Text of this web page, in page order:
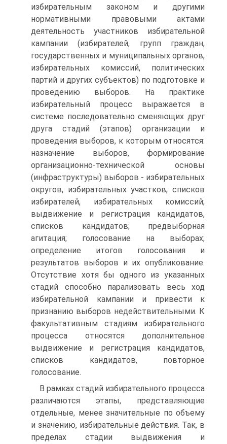
избирательным законом и другими
нормативными правовыми актами
деятельность участников избирательной
кампании (избирателей, групп граждан,
государственных и муниципальных органов,
избирательных комиссий, политических
партий и других субъектов) по подготовке и
проведению выборов. На практике
избирательный процесс выражается в
системе последовательно сменяющих друг
друга стадий (этапов) организации и
проведения выборов, к которым относятся:
назначение выборов, формирование
организационно-технической основы
(инфраструктуры) выборов - избирательных
округов, избирательных участков, списков
избирателей, избирательных комиссий;
выдвижение и регистрация кандидатов,
списков кандидатов; предвыборная
агитация; голосование на выборах;
определение итогов голосования и
результатов выборов и их опубликование.
Отсутствие хотя бы одного из указанных
стадий способно парализовать весь ход
избирательной кампании и привести к
признанию выборов недействительными. К
факультативным стадиям избирательного
процесса относятся дополнительное
выдвижение и регистрация кандидатов,
списков кандидатов, повторное
голосование.
В рамках стадий избирательного процесса
различаются этапы, представляющие
отдельные, менее значительные по объему
и значению, избирательные действия. Так, в
пределах стадии выдвижения и